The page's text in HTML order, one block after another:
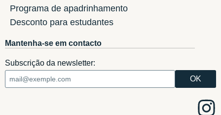
Programa de apadrinhamento
Desconto para estudantes
Mantenha-se em contacto
Subscrição da newsletter: